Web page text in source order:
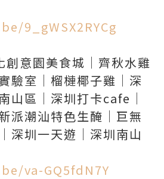
9_gWSX2RYCg
意園美食城｜齊秋水雞
驗室｜榴槤椰子雞｜深
山區｜深圳打卡cafe｜
派潮汕特色生醃｜巨無
深圳一天遊｜深圳南山
va-GQ5fdN7Y